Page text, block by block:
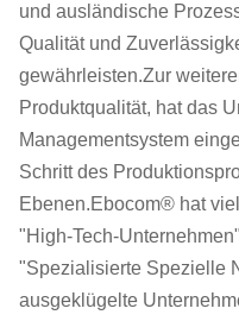
und ausländische
Qualität und
gewährleisten.Zur
Produktqualität, hat das
Managementsystem
Schritt des
Ebenen.Ebocom® hat
"High-Tech-
"Spezialisierte Spezielle
ausgeklügelte